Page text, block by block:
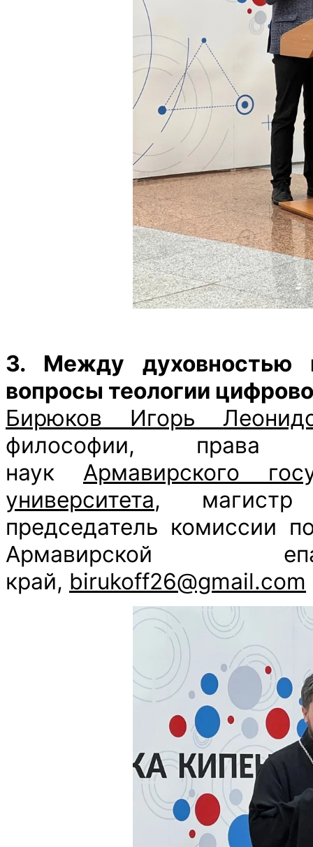
3. Между духовностью
вопросы теологии
Бирюков Игорь
философии, права и
наук Армавирского
университета, магистр
председатель комиссии
Армавирской
край, birukoff26@gmail.com